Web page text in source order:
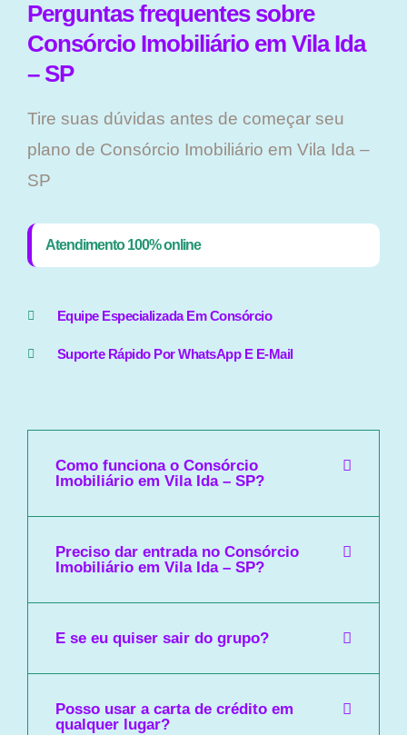
Perguntas frequentes sobre
Consórcio Imobiliário em Vila Ida
– SP
Tire suas dúvidas antes de começar seu
plano ​de Consórcio Imobiliário em Vila Ida –
SP
Atendimento 100% online
Equipe Especializada Em Consórcio
Suporte Rápido Por WhatsApp E E-Mail
Como funciona o Consórcio
Imobiliário em Vila Ida – SP?
Preciso dar entrada no Consórcio
Imobiliário em Vila Ida – SP?
E se eu quiser sair do grupo?
Posso usar a carta de crédito em
qualquer lugar?